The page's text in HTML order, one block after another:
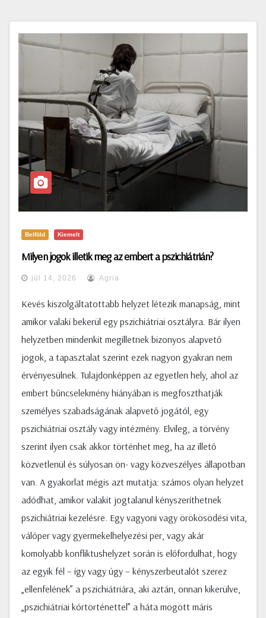
Belföld Kiemelt
Milyen jogok illetik meg az embert a pszichiátrián?
júl 14, 2026 Agria
Kevés kiszolgáltatottabb helyzet létezik manapság, mint
amikor valaki bekerül egy pszichiátriai osztályra. Bár ilyen
helyzetben mindenkit megilletnek bizonyos alapvető
jogok, a tapasztalat szerint ezek nagyon gyakran nem
érvényesülnek. Tulajdonképpen az egyetlen hely, ahol az
embert bűncselekmény hiányában is megfoszthatják
személyes szabadságának alapvető jogától, egy
pszichiátriai osztály vagy intézmény. Elvileg, a törvény
szerint ilyen csak akkor történhet meg, ha az illető
közvetlenül és súlyosan ön- vagy közveszélyes állapotban
van. A gyakorlat mégis azt mutatja: számos olyan helyzet
adódhat, amikor valakit jogtalanul kényszeríthetnek
pszichiátriai kezelésre. Egy vagyoni vagy örökösödési vita,
válóper vagy gyermekelhelyezési per, vagy akár
komolyabb konfliktushelyzet során is előfordulhat, hogy
az egyik fél – így vagy úgy – kényszerbeutalót szerez
„ellenfelének” a pszichiátriára, aki aztán, onnan kikerülve,
„pszichiátriai kórtörténettel” a háta mögött máris